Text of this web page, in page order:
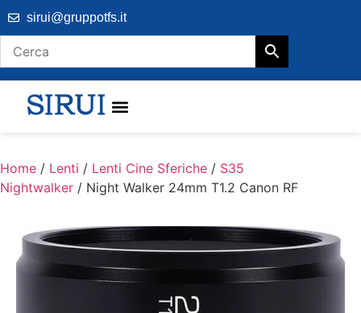
sirui@gruppotfs.it
Home / Lenti / Lenti Cine Sferiche / S35
Nightwalker / Night Walker 24mm T1.2 Canon RF